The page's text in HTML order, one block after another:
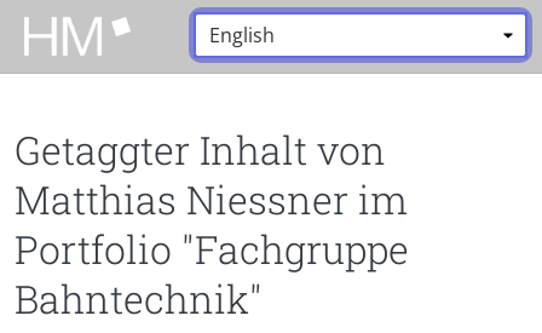
Zum Hauptinhalt zurückspringen
Sprache:
Getaggter Inhalt von
Matthias Niessner im
Portfolio "Fachgruppe
Bahntechnik"